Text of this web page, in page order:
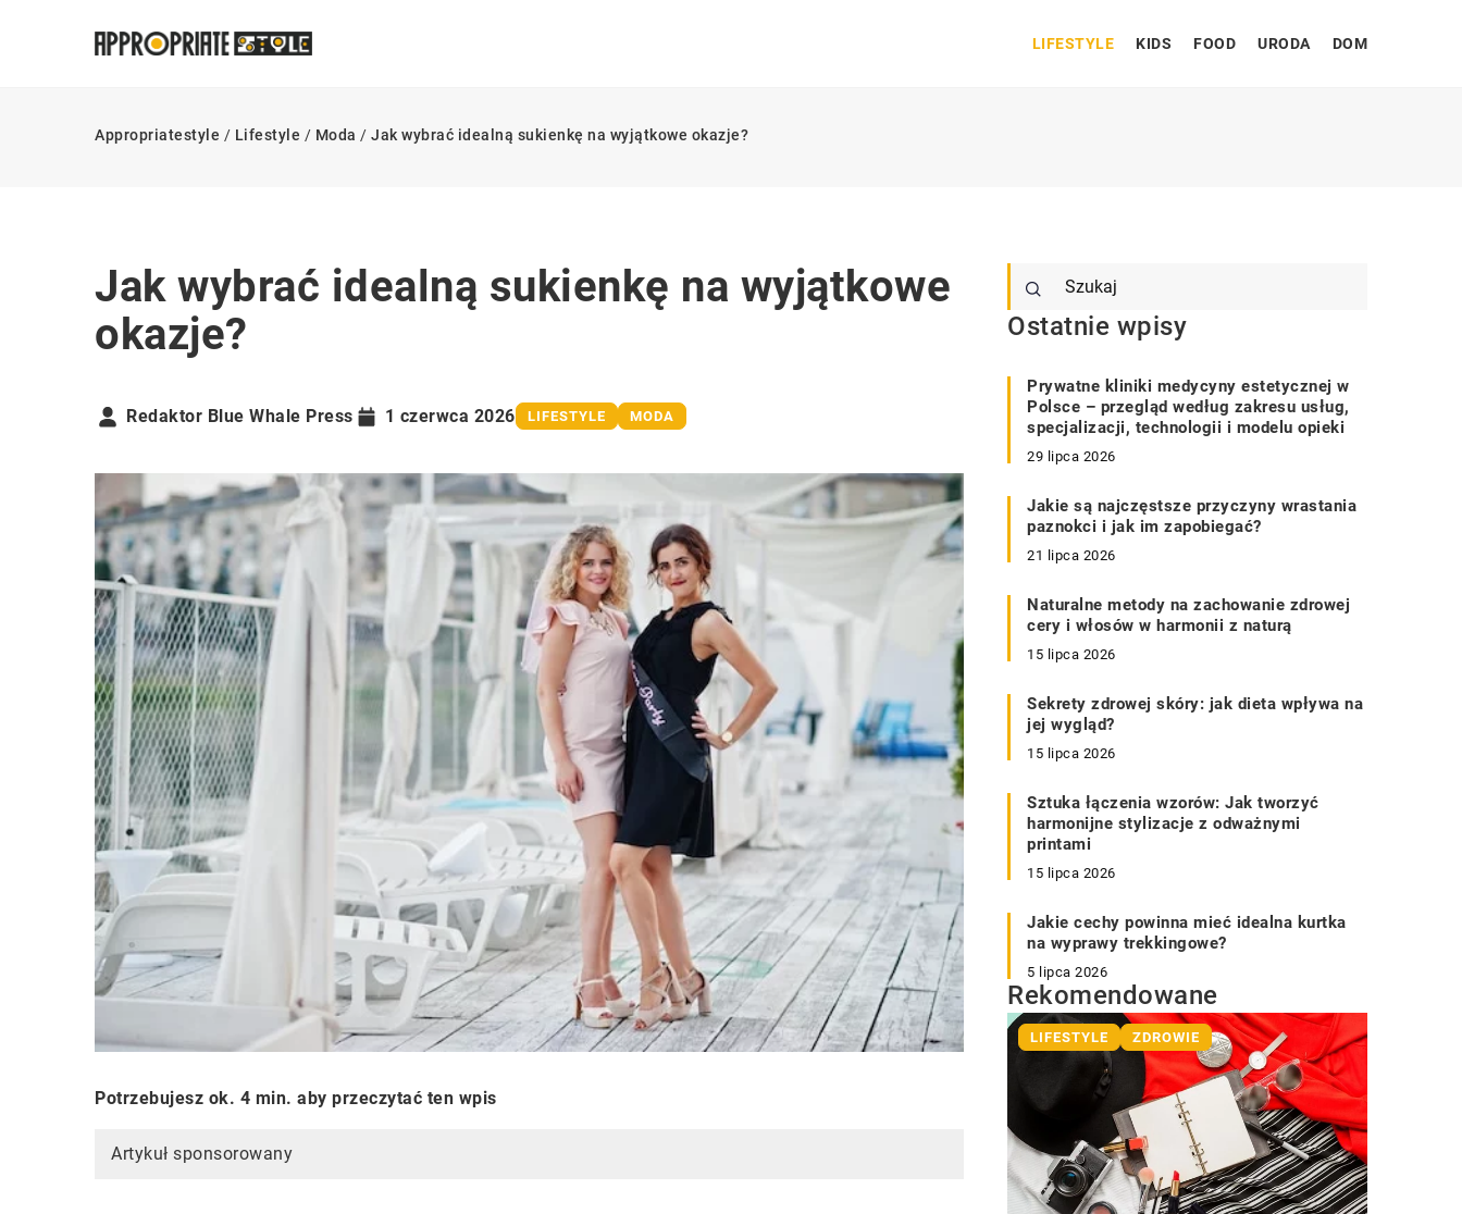
LIFESTYLE KIDS FOOD URODA DOM
Appropriatestyle / Lifestyle / Moda / Jak wybrać idealną sukienkę na wyjątkowe okazje?
Jak wybrać idealną sukienkę na wyjątkowe
okazje?
Redaktor Blue Whale Press 1 czerwca 2026 LIFESTYLE MODA
Potrzebujesz ok. 4 min. aby przeczytać ten wpis
Artykuł sponsorowany
Ostatnie wpisy
Prywatne kliniki medycyny estetycznej w
Polsce – przegląd według zakresu usług,
specjalizacji, technologii i modelu opieki
29 lipca 2026
Jakie są najczęstsze przyczyny wrastania
paznokci i jak im zapobiegać?
21 lipca 2026
Naturalne metody na zachowanie zdrowej
cery i włosów w harmonii z naturą
15 lipca 2026
Sekrety zdrowej skóry: jak dieta wpływa na
jej wygląd?
15 lipca 2026
Sztuka łączenia wzorów: Jak tworzyć
harmonijne stylizacje z odważnymi
printami
15 lipca 2026
Jakie cechy powinna mieć idealna kurtka
na wyprawy trekkingowe?
5 lipca 2026
Rekomendowane
LIFESTYLE ZDROWIE